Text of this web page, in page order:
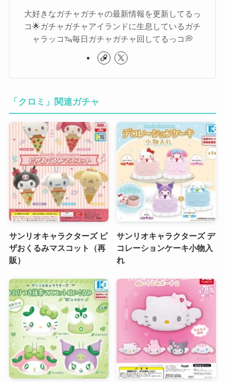
大好きなガチャガチャの最新情報を更新してるっ
コ🌟ガチャガチャアイランドに生息しているガチ
ャラッコ🦦毎日ガチャガチャ回してるっコ💭
「クロミ」関連ガチャ
サンリオキャラクターズ ピ
ザおくるみマスコット（再
販）
サンリオキャラクターズ デ
コレーションケーキ小物入
れ